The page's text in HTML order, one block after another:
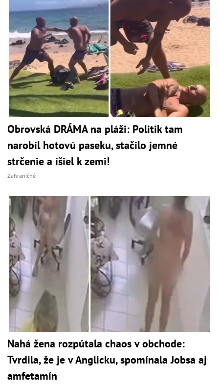
Obrovská DRÁMA na pláži: Politik tam
narobil hotovú paseku, stačilo jemné
strčenie a išiel k zemi!
Zahraničné
Nahá žena rozpútala chaos v obchode:
Tvrdila, že je v Anglicku, spomínala Jobsa aj
amfetamín